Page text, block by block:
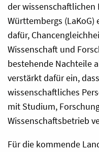
der wissenschaftlichen
Württembergs
dafür,
Wissenschaft und
bestehende Nachteile
verstärkt dafür ein,
wissenschaftliches
mit Studium,
Wissenschaftsbetrieb
Für die kommende